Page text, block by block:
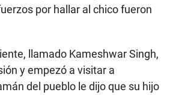
por hallar al chico fueron
llamado Kameshwar Singh,
y empezó a visitar a
del pueblo le dijo que su hijo